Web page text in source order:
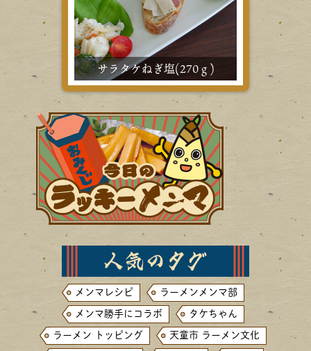
サラタケねぎ塩(270ｇ)
メンマレシピ ラーメンメンマ部
メンマ勝手にコラボ タケちゃん
ラーメン トッピング 天童市 ラーメン文化